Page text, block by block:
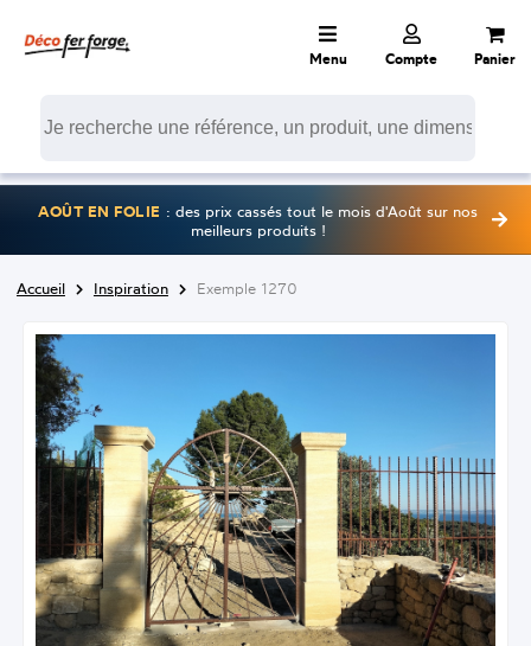
Menu Compte Panier
AOÛT EN FOLIE : des prix cassés tout le mois d'Août sur nos
meilleurs produits !
Accueil Inspiration Exemple 1270